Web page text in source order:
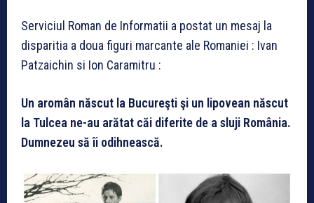
Serviciul Roman de Informatii a postat un mesaj la
disparitia a doua figuri marcante ale Romaniei : Ivan
Patzaichin si Ion Caramitru :
Un aromân născut la Bucureşti şi un lipovean născut
la Tulcea ne-au arătat căi diferite de a sluji România.
Dumnezeu să îi odihnească.